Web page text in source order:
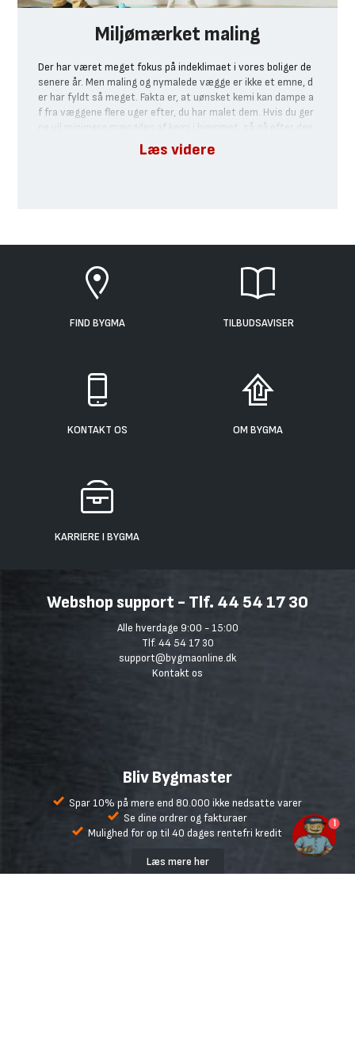
Miljømærket maling
Der har været meget fokus på indeklimaet i vores boliger de
senere år. Men maling og nymalede vægge er ikke et emne, d
er har fyldt så meget. Fakta er, at uønsket kemi kan dampe a
f fra væggene flere uger efter, du har malet dem. Hvis du ger
ne vil minimere mængden af kemi i hjemmet, så gå efter den
FIND BYGMA TILBUDSAVISER
KONTAKT OS OM BYGMA
KARRIERE I BYGMA
Webshop support - Tlf. 44 54 17 30
Alle hverdage 9:00 - 15:00
Tlf. 44 54 17 30
support@bygmaonline.dk
Kontakt os
Bliv Bygmaster
Spar 10% på mere end 80.000 ikke nedsatte varer
Se dine ordrer og fakturaer
Mulighed for op til 40 dages rentefri kredit
Læs mere her
1